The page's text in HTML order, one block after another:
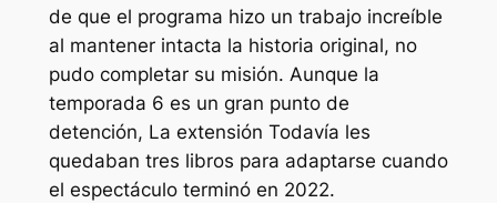
de que el programa hizo un trabajo increíble
al mantener intacta la historia original, no
pudo completar su misión. Aunque la
temporada 6 es un gran punto de
detención, La extensión Todavía les
quedaban tres libros para adaptarse cuando
el espectáculo terminó en 2022.